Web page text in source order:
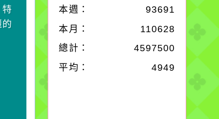
水而變污濁，一杯污水
卻不會因一滴清水的存
本週：
93691
本月：
110628
總計： 4597500
平均： 4949